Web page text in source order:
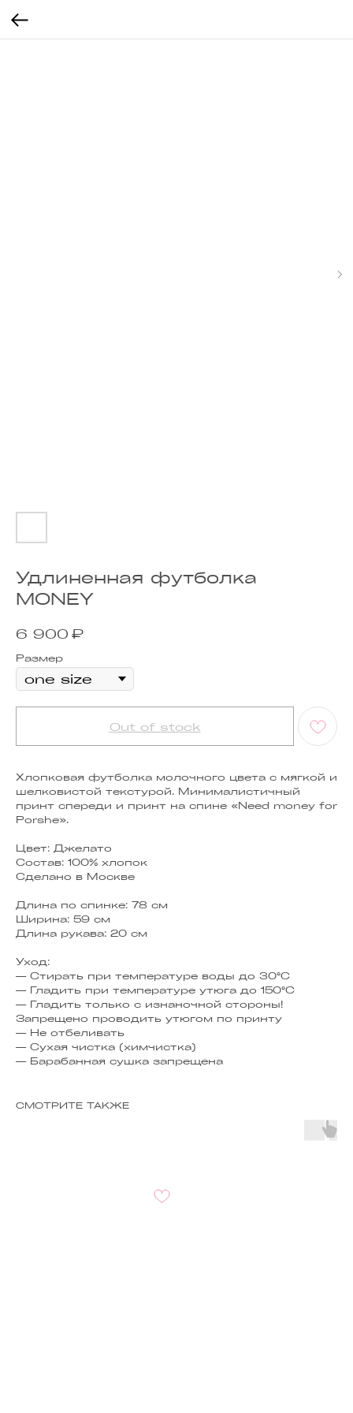
Удлиненная футболка
MONEY
6 900 ₽
Размер
Out of stock
Хлопковая футболка молочного цвета с мягкой и
шелковистой текстурой. Минималистичный
принт спереди и принт на спине «Need money for
Porshe».
Цвет: Джелато
Состав: 100% хлопок
Сделано в Москве
Длина по спинке: 78 см
Ширина: 59 см
Длина рукава: 20 см
Уход:
— Стирать при температуре воды до 30°C
— Гладить при температуре утюга до 150°C
— Гладить только с изнаночной стороны!
Запрещено проводить утюгом по принту
— Не отбеливать
— Сухая чистка (химчистка)
— Барабанная сушка запрещена
СМОТРИТЕ ТАКЖЕ